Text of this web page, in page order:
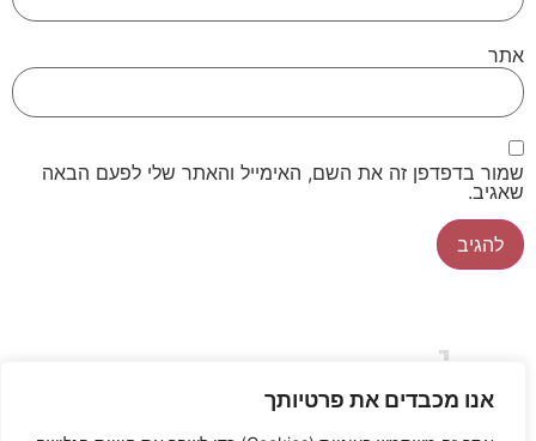
אנו מכבדים את פרטיותך
אתר
שמור בדפדפן זה את השם, האימייל והאתר שלי לפעם הבאה
שאגיב.
ג
את
כרסום וCNC
כיפוף